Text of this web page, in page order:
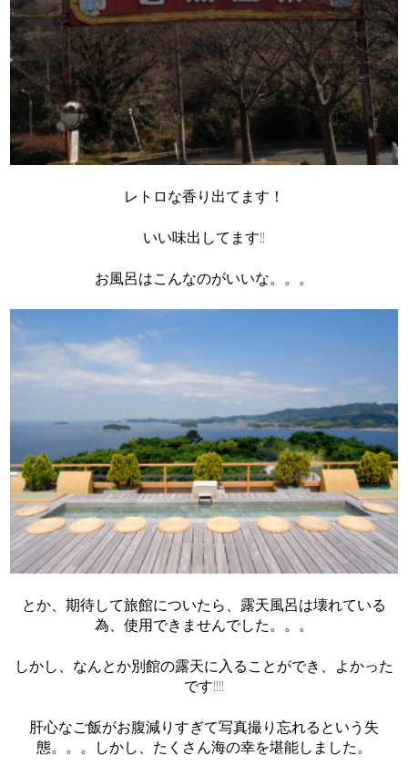
レトロな香り出てます！
いい味出してます!!
お風呂はこんなのがいいな。。。
とか、期待して旅館についたら、露天風呂は壊れている
為、使用できませんでした。。。
しかし、なんとか別館の露天に入ることができ、よかった
です!!!!
肝心なご飯がお腹減りすぎて写真撮り忘れるという失
態。。。しかし、たくさん海の幸を堪能しました。